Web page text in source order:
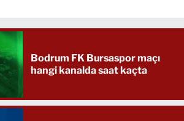
Bodrum FK Bursaspor maçı
hangi kanalda saat kaçta